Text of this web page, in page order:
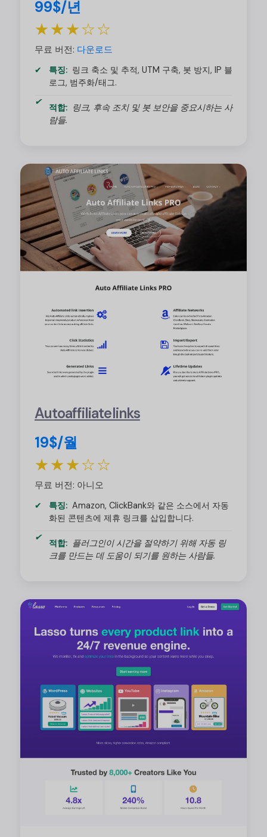
99$/년
★★★☆☆
무료 버전: 다운로드
특징: 링크 축소 및 추적, UTM 구축, 봇 방지, IP 블
로그, 범주화/태그.
적합: 링크, 후속 조치 및 봇 보안을 중요시하는 사
람들.
Autoaffiliatelinks
19$/월
★★★☆☆
무료 버전: 아니오
특징: Amazon, ClickBank와 같은 소스에서 자동
화된 콘텐츠에 제휴 링크를 삽입합니다.
적합: 플러그인이 시간을 절약하기 위해 자동 링
크를 만드는 데 도움이 되기를 원하는 사람들.